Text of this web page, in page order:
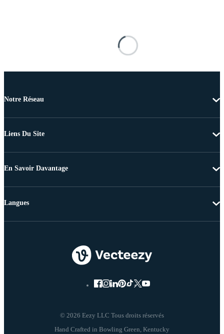
Notre Réseau
Liens Du Site
En Savoir Davantage
© 2026 Eezy LLC Tous droits réservés
Langues